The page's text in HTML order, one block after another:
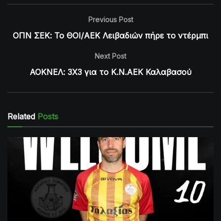
Previous Post
ΟΠΝ ΣΕΚ: Το ΘΟΙ/ΑΕΚ Λειβαδιών πήρε το ντέρμπι
Next Post
ΑΟΚΝΕΛ: 3Χ3 για το Κ.Ν.ΑΕΚ Καλαβασού
Related Posts